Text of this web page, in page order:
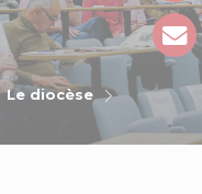
Le diocèse